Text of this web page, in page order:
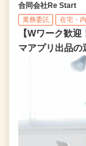
合同会社Re Start
業務委託 在宅・
【Wワーク歓
マアプリ出品の